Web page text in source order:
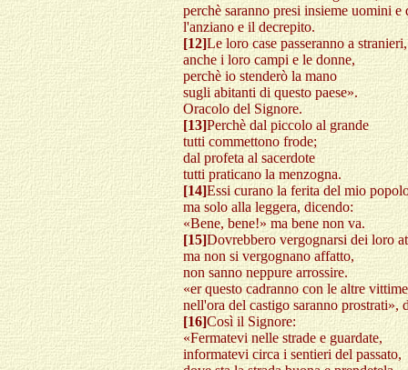
perchè saranno presi insieme uomini e
l'anziano e il decrepito.
[12]Le loro case passeranno a stranieri,
anche i loro campi e le donne,
perchè io stenderò la mano
sugli abitanti di questo paese».
Oracolo del Signore.
[13]Perchè dal piccolo al grande
tutti commettono frode;
dal profeta al sacerdote
tutti praticano la menzogna.
[14]Essi curano la ferita del mio
ma solo alla leggera, dicendo:
«Bene, bene!» ma bene non va.
[15]Dovrebbero vergognarsi dei loro
ma non si vergognano affatto,
non sanno neppure arrossire.
«er questo cadranno con le altre
nell'ora del castigo saranno prostrati»,
[16]Così il Signore:
«Fermatevi nelle strade e guardate,
informatevi circa i sentieri del passato,